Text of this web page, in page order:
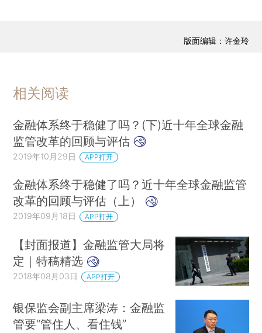
版面编辑：许金玲
相关阅读
金融体系终于稳健了吗？(下)近十年全球金融
监管改革的回顾与评估
2019年10月29日 APP打开
金融体系终于稳健了吗？近十年全球金融监管
改革的回顾与评估（上）
2019年09月18日 APP打开
【封面报道】金融监管大局将
定｜特稿精选
2018年08月03日 APP打开
银保监会副主席梁涛：金融监
管要“管住人、看住钱”